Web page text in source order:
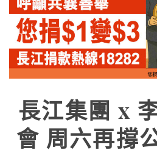
長江集團 x
會 周六再撐